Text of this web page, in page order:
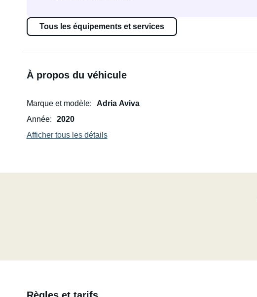
Tous les équipements et services
À propos du véhicule
Marque et modèle
Adria Aviva
Année
2020
Afficher tous les détails